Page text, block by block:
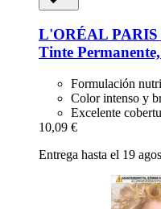
L'ORÉAL PARIS
Tinte
Formulación
Color intenso y
Excelente
10,09 €
Entrega hasta el 19